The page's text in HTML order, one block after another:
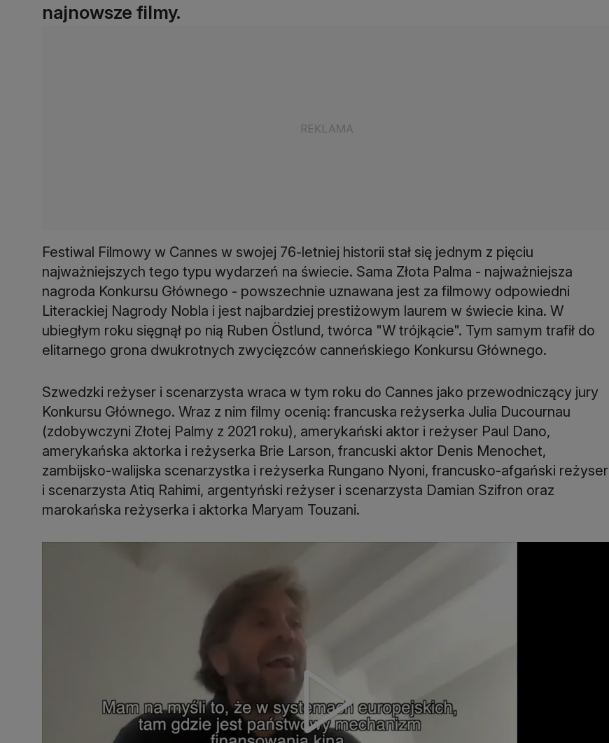
najnowsze filmy.
Festiwal Filmowy w Cannes w swojej 76-letniej historii stał się jednym z pięciu
najważniejszych tego typu wydarzeń na świecie. Sama Złota Palma - najważniejsza
nagroda Konkursu Głównego - powszechnie uznawana jest za filmowy odpowiedni
Literackiej Nagrody Nobla i jest najbardziej prestiżowym laurem w świecie kina. W
ubiegłym roku sięgnął po nią Ruben Östlund, twórca "W trójkącie". Tym samym trafił do
elitarnego grona dwukrotnych zwycięzców canneńskiego Konkursu Głównego.
Szwedzki reżyser i scenarzysta wraca w tym roku do Cannes jako przewodniczący jury
Konkursu Głównego. Wraz z nim filmy ocenią: francuska reżyserka Julia Ducournau
(zdobywczyni Złotej Palmy z 2021 roku), amerykański aktor i reżyser Paul Dano,
amerykańska aktorka i reżyserka Brie Larson, francuski aktor Denis Menochet,
zambijsko-walijska scenarzystka i reżyserka Rungano Nyoni, francusko-afgański reżyser
i scenarzysta Atiq Rahimi, argentyński reżyser i scenarzysta Damian Szifron oraz
marokańska reżyserka i aktorka Maryam Touzani.